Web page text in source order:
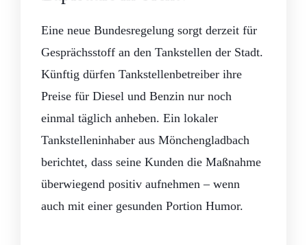
Eine neue Bundesregelung sorgt derzeit für
Gesprächsstoff an den Tankstellen der Stadt.
Künftig dürfen Tankstellenbetreiber ihre
Preise für Diesel und Benzin nur noch
einmal täglich anheben. Ein lokaler
Tankstelleninhaber aus Mönchengladbach
berichtet, dass seine Kunden die Maßnahme
überwiegend positiv aufnehmen – wenn
auch mit einer gesunden Portion Humor.